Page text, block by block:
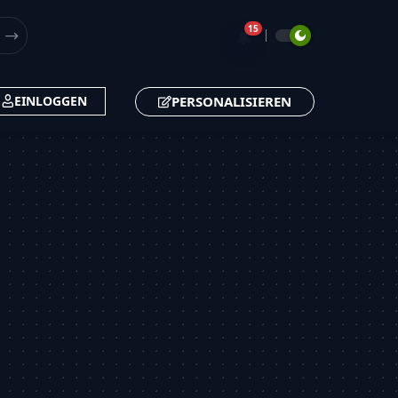
🔔15
EINLOGGEN PERSONALISIEREN